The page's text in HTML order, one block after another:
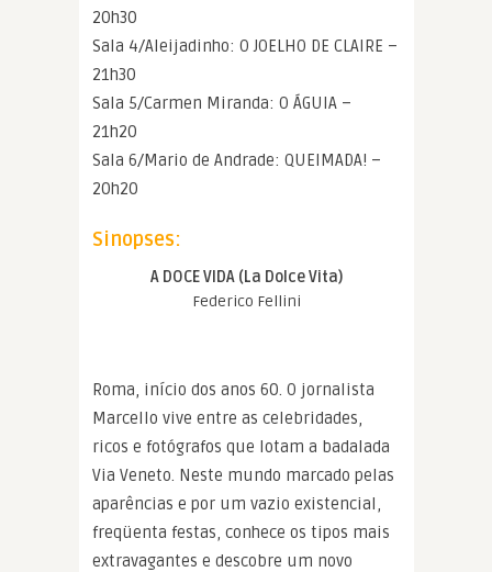
20h30
Sala 4/Aleijadinho: O JOELHO DE CLAIRE –
21h30
Sala 5/Carmen Miranda: O ÁGUIA –
21h20
Sala 6/Mario de Andrade: QUEIMADA! –
20h20
Sinopses:
A DOCE VIDA (La Dolce Vita)
Federico Fellini
Roma, início dos anos 60. O jornalista
Marcello vive entre as celebridades,
ricos e fotógrafos que lotam a badalada
Via Veneto. Neste mundo marcado pelas
aparências e por um vazio existencial,
freqüenta festas, conhece os tipos mais
extravagantes e descobre um novo